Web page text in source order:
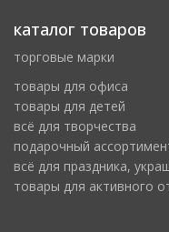
каталог товаров
торговые марки
товары для офиса
товары для детей
всё для творчества
подарочный
всё для праздника,
товары для активного